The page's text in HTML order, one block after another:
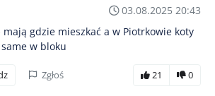
03.08.2025 20:43
mają gdzie mieszkać a w Piotrkowie koty
w bloku
Zgłoś 21 0